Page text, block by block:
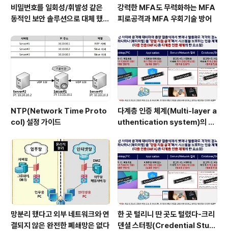
비밀번호를 일회성/휘발성 같은
동적인 보안 솔루션으로 대체 했을
강력한 MFA도 무력화하는 MFA
피로공격과 MFA 우회기술 방어
NTP(Network Time Proto
col) 설정 가이드
다계층 인증 체계(Multi-layer a
uthentication system)의 특
망분리 했다고 외부 네트워크와 연
결되지 않은 완전한 폐쇄망은 없다
한 곳 털리니 딴 곳도 털렸다-크리
덴셜 스터핑(Credential Stuff